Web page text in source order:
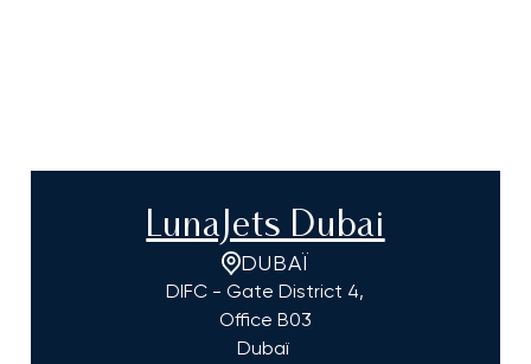
LunaJets Dubai
DUBAÏ
DIFC - Gate District 4,
Office B03
Dubaï